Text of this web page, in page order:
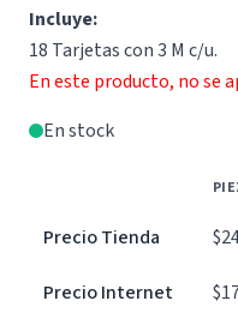
Incluye:
18 Tarjetas con 3 M c/u.
En este producto, no se
En stock
Precio Tienda
Precio Internet